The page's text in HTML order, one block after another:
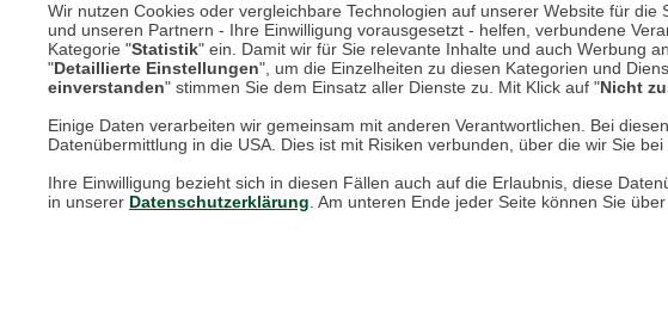
Wir nutzen Cookies oder vergleichbare Technologien auf unserer Website für
und unseren Partnern - Ihre Einwilligung vorausgesetzt - helfen, verbundene
Kategorie "Statistik" ein. Damit wir für Sie relevante Inhalte und auch Werbung
"Detaillierte Einstellungen", um die Einzelheiten zu diesen Kategorien und
einverstanden" stimmen Sie dem Einsatz aller Dienste zu. Mit Klick auf "Nicht
Einige Daten verarbeiten wir gemeinsam mit anderen Verantwortlichen. Bei
Datenübermittlung in die USA. Dies ist mit Risiken verbunden, über die wir Sie
Ihre Einwilligung bezieht sich in diesen Fällen auch auf die Erlaubnis, diese
in unserer Datenschutzerklärung . Am unteren Ende jeder Seite können Sie
Online Magazin
Newsletter-Archiv
Blog "Die feine englische Art"
Print-Magazin
Über
AGB